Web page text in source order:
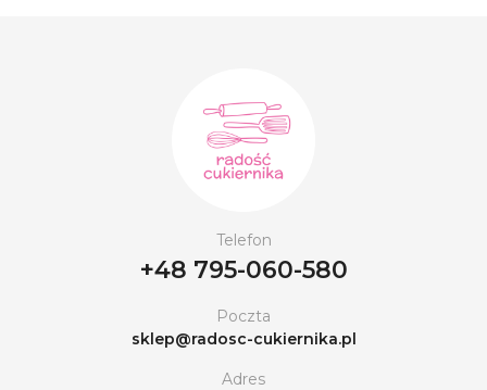
Telefon
+48 795-060-580
Poczta
sklep@radosc-cukiernika.pl
Adres